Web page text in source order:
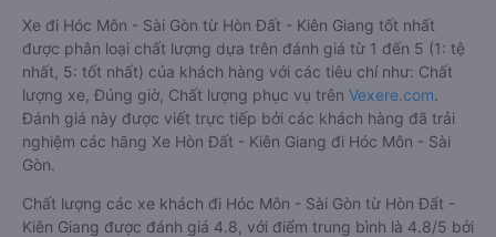
Xe đi Hóc Môn - Sài Gòn từ Hòn Đất - Kiên Giang tốt nhất
được phân loại chất lượng dựa trên đánh giá từ 1 đến 5 (1: tệ
nhất, 5: tốt nhất) của khách hàng với các tiêu chí như: Chất
lượng xe, Đúng giờ, Chất lượng phục vụ trên Vexere.com.
Đánh giá này được viết trực tiếp bởi các khách hàng đã trải
nghiệm các hãng Xe Hòn Đất - Kiên Giang đi Hóc Môn - Sài
Gòn.
Chất lượng các xe khách đi Hóc Môn - Sài Gòn từ Hòn Đất -
Kiên Giang được đánh giá 4.8, với điểm trung bình là 4.8/5 bởi